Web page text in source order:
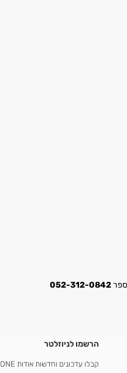
052-312-0842
הרשמו לניוזלטר
קבלו עדכונים וחדשות אודות ANEMONE